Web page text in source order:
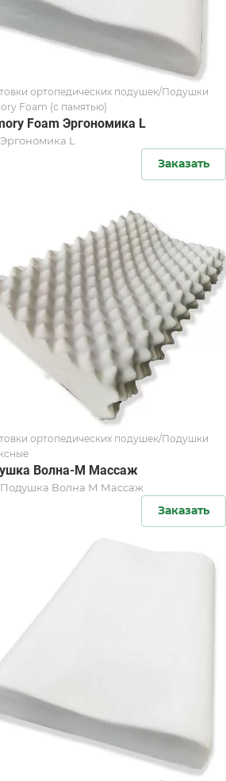
ортопедических подушек/Подушки
Foam (с памятью)
Foam Эргономика L
Эргономика L
Заказать
ортопедических подушек/Подушки
Волна-М Массаж
Подушка Волна М Массаж
Заказать